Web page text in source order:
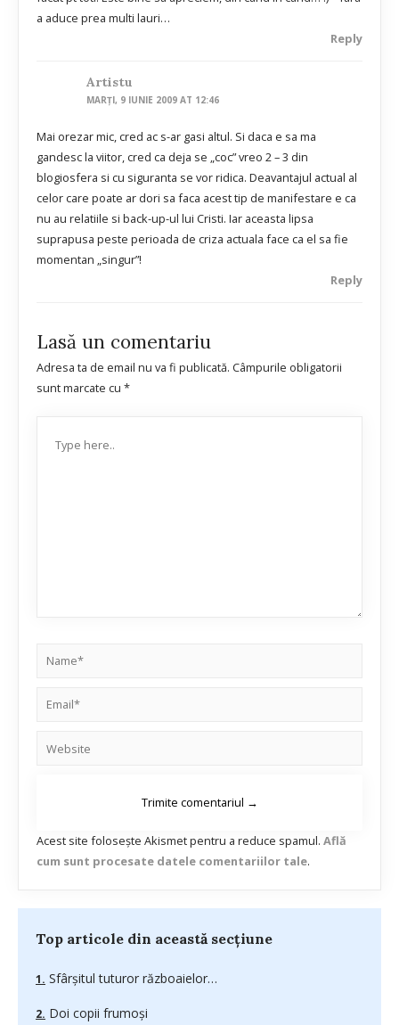
a aduce prea multi lauri…
Reply
Artistu
MARȚI, 9 IUNIE 2009 AT 12:46
Mai orezar mic, cred ac s-ar gasi altul. Si daca e sa ma
gandesc la viitor, cred ca deja se „coc” vreo 2 – 3 din
blogiosfera si cu siguranta se vor ridica. Deavantajul actual al
celor care poate ar dori sa faca acest tip de manifestare e ca
nu au relatiile si back-up-ul lui Cristi. Iar aceasta lipsa
suprapusa peste perioada de criza actuala face ca el sa fie
momentan „singur”!
Reply
Lasă un comentariu
Adresa ta de email nu va fi publicată. Câmpurile obligatorii
sunt marcate cu *
Acest site folosește Akismet pentru a reduce spamul. Află
cum sunt procesate datele comentariilor tale.
Top articole din această secțiune
Sfârşitul tuturor războaielor…
Doi copii frumoşi